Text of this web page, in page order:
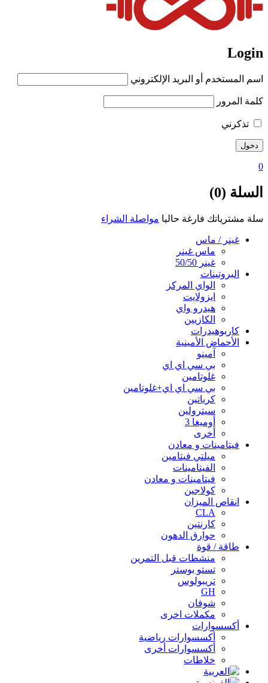
Login
اسم المستخدم أو البريد الإلكتروني
كلمة المرور
تذكرني
0
السلة (0)
سلة مشترياتك فارغة حاليا مواصلة الشراء
غينر / ماس
ماس غينر
غينر 50/50
البروتينات
الواي المركز
ايزولايت
هيدرو واي
الكازيين
كاربوهيدرات
الأحماض الأمينية
آمينو
بي سي اي اي
غلوتامين
بي سي اي اي+غلوتامين
كرياتين
سيترولين
أوميغا 3
أخرى
فيتامينات و معادن
ميلتي فيتامين
الفيتامينات
فيتامينات و معادن
كولاجين
انقاص الميزان
CLA
كارنتين
حوارق الدهون
طاقة / قوة
منشطات قبل التمرين
تستو بوستر
تريبولوس
GH
شوفان
مكملات اخرى
أكسسوارات
أكسسوارات رياضية
أكسسوارات أخرى
خلاطات